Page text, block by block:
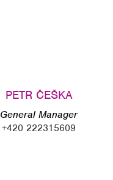
PETR ČEŠKA
General Manager
+420 222315609